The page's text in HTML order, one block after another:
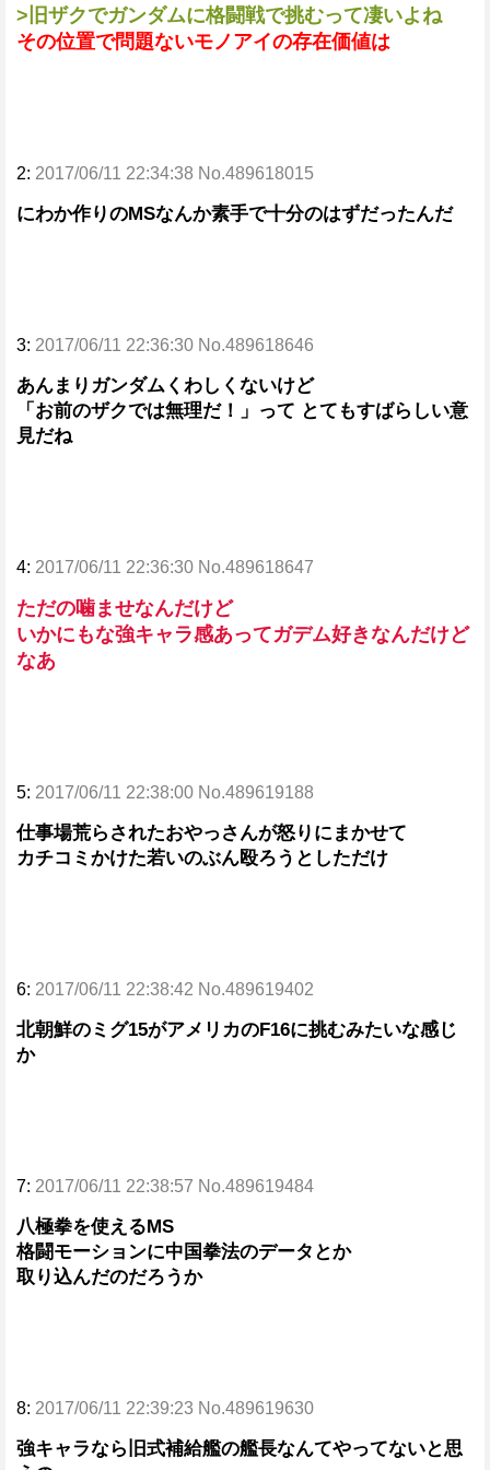
>旧ザクでガンダムに格闘戦で挑むって凄いよね
その位置で問題ないモノアイの存在価値は
2: 2017/06/11 22:34:38 No.489618015
にわか作りのMSなんか素手で十分のはずだったんだ
3: 2017/06/11 22:36:30 No.489618646
あんまりガンダムくわしくないけど
「お前のザクでは無理だ！」って とてもすばらしい意
見だね
4: 2017/06/11 22:36:30 No.489618647
ただの噛ませなんだけど
いかにもな強キャラ感あってガデム好きなんだけど
なあ
5: 2017/06/11 22:38:00 No.489619188
仕事場荒らされたおやっさんが怒りにまかせて
カチコミかけた若いのぶん殴ろうとしただけ
6: 2017/06/11 22:38:42 No.489619402
北朝鮮のミグ15がアメリカのF16に挑むみたいな感じ
か
7: 2017/06/11 22:38:57 No.489619484
八極拳を使えるMS
格闘モーションに中国拳法のデータとか
取り込んだのだろうか
8: 2017/06/11 22:39:23 No.489619630
強キャラなら旧式補給艦の艦長なんてやってないと思